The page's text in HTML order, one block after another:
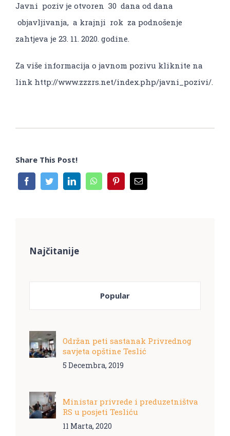
Javni poziv je otvoren 30 dana od dana
objavljivanja, a krajnji rok za podnošenje
zahtjeva je 23. 11. 2020. godine.
Za više informacija o javnom pozivu kliknite na
link http://www.zzzrs.net/index.php/javni_pozivi/.
Share This Post!
Najčitanije
Popular
Održan peti sastanak Privrednog
savjeta opštine Teslić
5 Decembra, 2019
Ministar privrede i preduzetništva
RS u posjeti Tesliću
11 Marta, 2020